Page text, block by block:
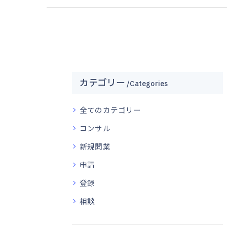
カテゴリー Categories
全てのカテゴリー
コンサル
新規開業
申請
登録
相談